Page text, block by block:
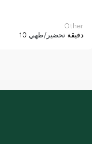
Other
10 دقيقة تحضير/طهي